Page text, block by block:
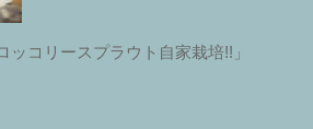
ッコリースプラウト自家栽培!!」